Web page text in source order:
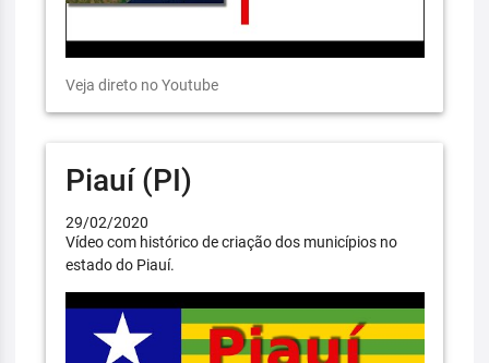
Veja direto no Youtube
Piauí (PI)
29/02/2020
Vídeo com histórico de criação dos municípios no
estado do Piauí.